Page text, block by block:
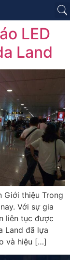
LED
Land
Giới thiệu Trong
Với sự gia
liên tục được
Land đã lựa
và hiệu […]